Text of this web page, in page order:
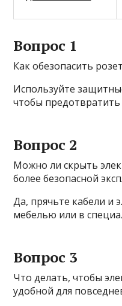
Вопрос 1
Как обезопасить
Используйте
чтобы предотвратить
Вопрос 2
Можно ли скрыть
более безопасной
Да, прячьте кабели и
мебелью или в
Вопрос 3
Что делать, чтобы
удобной для